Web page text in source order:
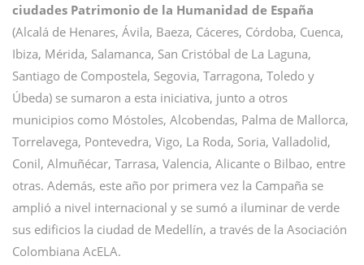
ciudades Patrimonio de la Humanidad de España
(Alcalá de Henares, Ávila, Baeza, Cáceres, Córdoba, Cuenca,
Ibiza, Mérida, Salamanca, San Cristóbal de La Laguna,
Santiago de Compostela, Segovia, Tarragona, Toledo y
Úbeda) se sumaron a esta iniciativa, junto a otros
municipios como Móstoles, Alcobendas, Palma de Mallorca,
Torrelavega, Pontevedra, Vigo, La Roda, Soria, Valladolid,
Conil, Almuñécar, Tarrasa, Valencia, Alicante o Bilbao, entre
otras. Además, este año por primera vez la Campaña se
amplió a nivel internacional y se sumó a iluminar de verde
sus edificios la ciudad de Medellín, a través de la Asociación
Colombiana AcELA.